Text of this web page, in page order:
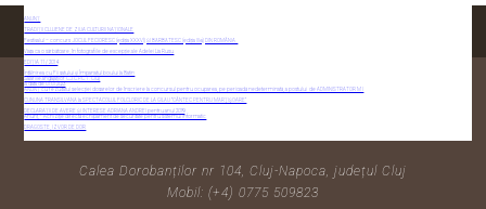
ANUNȚ
TRADIȚII CLUJENE DE ZIUA CULTURII NAȚIONALE
Festivalul – concurs JOCUL FECIORESC (ediția XXXVI) ȘI BĂRBĂTESC (ediția III-a) DIN ROMÂNIA
Viața ca o sărbătoare, în fotografiile de excepție ale Adelei Lia Rusu
EDIȚIA 11 / 2014
Întâlnirea cu Fii satului și Împanatul boului la Batin
Salariile angajaţilor C.J.C.P.C.T. Cluj
la data de 01.01.2023
ANUNȚ cu rezultatul selecției dosarelor de înscriere la concursul pentru ocuparea, pe perioadă nedeterminată, a postului de ADMINISTRATOR M I
CUNUNA TRANSILVANĂ la SPECTACOLUL FOLCLORIC DE LA GILĂU “CÂNTEC PENTRU MĂRŢIŞOARE”
DECLARAȚII DE AVERE ȘI INTERESE ADRIANA ANDREI pentru anul 2019
Anunţ – Achiziţie directă echipament de securitate pentru sistemul informatic
DRAGOSTE, IZVOR DE DOR
CONTACTAȚI-NE
Calea Dorobanților nr 104, Cluj-Napoca, județul Cluj
Mobil: (+4) 0775 509823